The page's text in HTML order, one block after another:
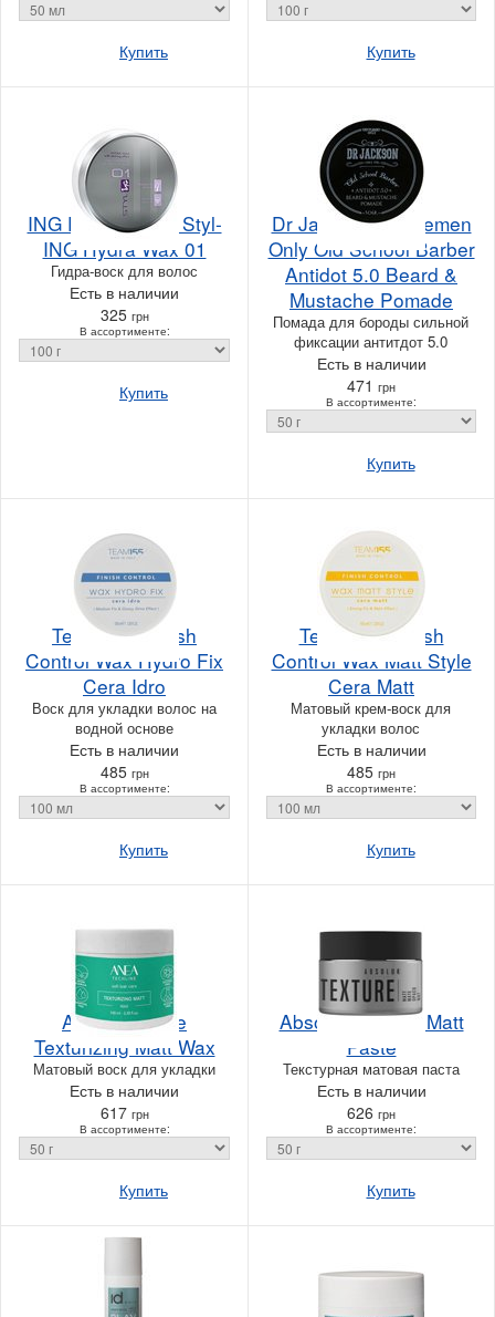
Купить Купить
ING Professional Styl-
ING Hydra Wax 01
Гидра-воск для волос
Есть в наличии
325 грн
В ассортименте:
Купить
Dr Jackson Gentlemen
Only Old School Barber
Antidot 5.0 Beard &
Mustache Pomade
Помада для бороды сильной
фиксации антитдот 5.0
Есть в наличии
471 грн
В ассортименте:
Купить
Team 155 Finish
Control Wax Hydro Fix
Cera Idro
Воск для укладки волос на
водной основе
Есть в наличии
485 грн
В ассортименте:
Купить
Team 155 Finish
Control Wax Matt Style
Cera Matt
Матовый крем-воск для
укладки волос
Есть в наличии
485 грн
В ассортименте:
Купить
Anea Techline
Texturizing Matt Wax
Матовый воск для укладки
Есть в наличии
617 грн
В ассортименте:
Купить
Absoluk Texture Matt
Paste
Текстурная матовая паста
Есть в наличии
626 грн
В ассортименте:
Купить